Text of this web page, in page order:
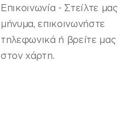
Επικοινωνία - Στείλτε μας
μήνυμα, επικοινωνήστε
τηλεφωνικά ή βρείτε μας
στον χάρτη.